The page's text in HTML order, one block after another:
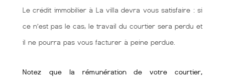
Le crédit immobilier à La villa devra vous satisfaire : si
ce n’est pas le cas, le travail du courtier sera perdu et
il ne pourra pas vous facturer à peine perdue.
Notez que la rémunération de votre courtier,